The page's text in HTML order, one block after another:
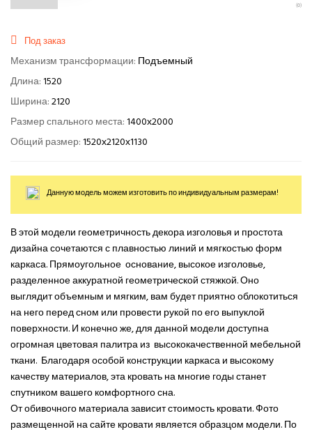
(0)
Под заказ
Механизм трансформации: Подъемный
Длина:1520
Ширина:2120
Размер спального места:1400х2000
Общий размер:1520х2120х1130
Данную модель можем изготовить по индивидуальным размерам!
В этой модели геометричность декора изголовья и простота
дизайна сочетаются с плавностью линий и мягкостью форм
каркаса. Прямоугольное основание, высокое изголовье,
разделенное аккуратной геометрической стяжкой. Оно
выглядит объемным и мягким, вам будет приятно облокотиться
на него перед сном или провести рукой по его выпуклой
поверхности. И конечно же, для данной модели доступна
огромная цветовая палитра из высококачественной мебельной
ткани. Благодаря особой конструкции каркаса и высокому
качеству материалов, эта кровать на многие годы станет
спутником вашего комфортного сна.
От обивочного материала зависит стоимость кровати. Фото
размещенной на сайте кровати является образцом модели. По